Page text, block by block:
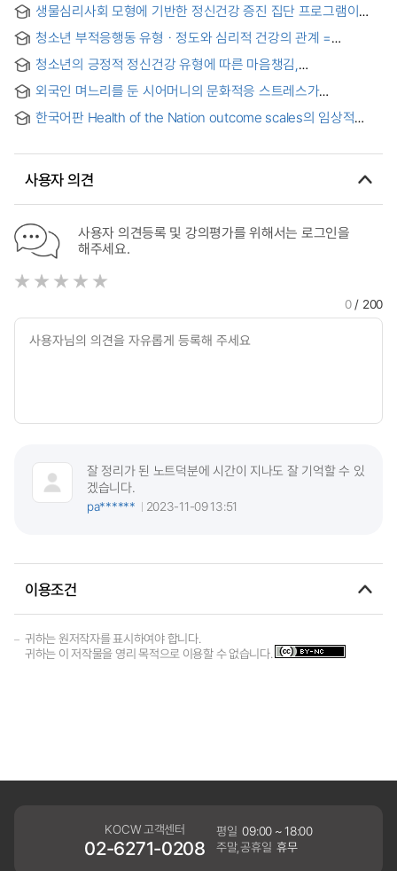
생물심리사회 모형에 기반한 정신건강 증진 집단 프로그램이
a Mental Health Promotion Group Program Based on the
Biopsychosocial Model on Psychological Adaptation: A
Preliminary Study
청소년 부적응행동 유형ㆍ정도와 심리적 건강의 관계 =
and Extent of Maladjustment of Youth
청소년의 긍정적 정신건강 유형에 따른 마음챙김,
between Variables, Mindfulness, Alexithymia, and
Somatization, according to Each Positive Mental Health
Type in Adolescents
외국인 며느리를 둔 시어머니의 문화적응 스트레스가
질의 매개효과를 중심으로
한국어판 Health of the Nation outcome scales의 임상적
사용자 의견
사용자 의견등록 및 강의평가를 위해서는 로그인을
해주세요.
0/ 200
잘 정리가 된 노트덕분에 시간이 지나도 잘 기억할 수 있
겠습니다.
pa******
2023-11-09 13:51
이용조건
귀하는 원저작자를 표시하여야 합니다.
귀하는 이 저작물을 영리 목적으로 이용할 수 없습니다.
KOCW 고객센터
02-6271-0208
평일 09:00 ~ 18:00
주말,공휴일 휴무